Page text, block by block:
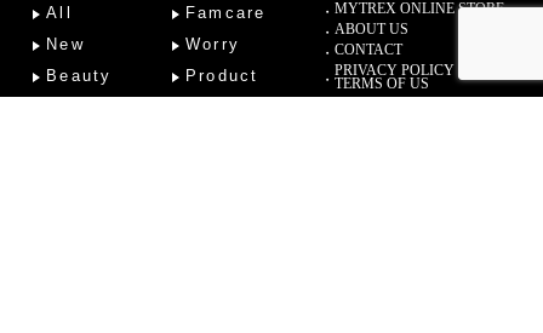
All
New
Beauty
Famcare
Worry
Product
MYTREX ONLINE STORE
ABOUT US
CONTACT
PRIVACY POLICY
TERMS OF US